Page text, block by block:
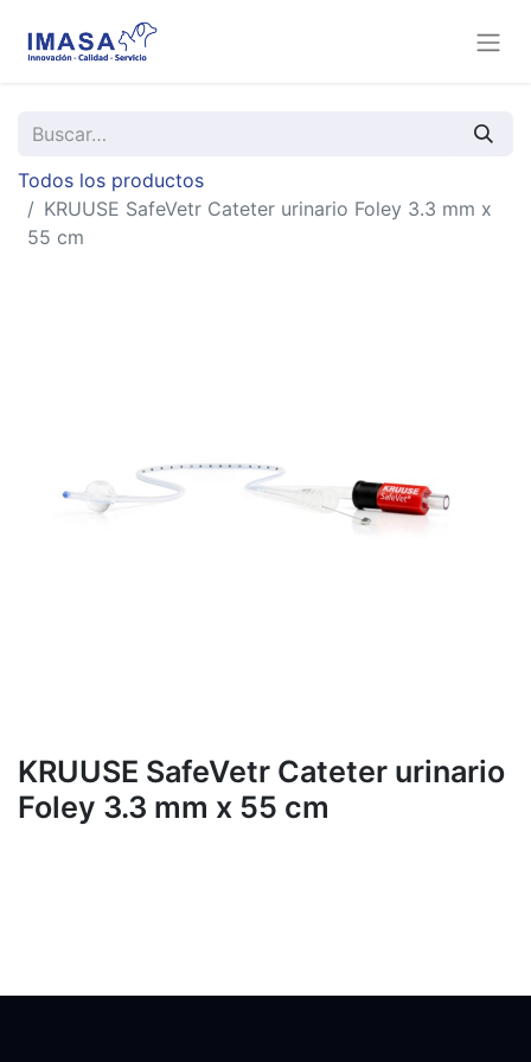
Todos los productos
KRUUSE SafeVetr Cateter urinario Foley 3.3 mm x
55 cm
KRUUSE SafeVetr Cateter urinario
Foley 3.3 mm x 55 cm